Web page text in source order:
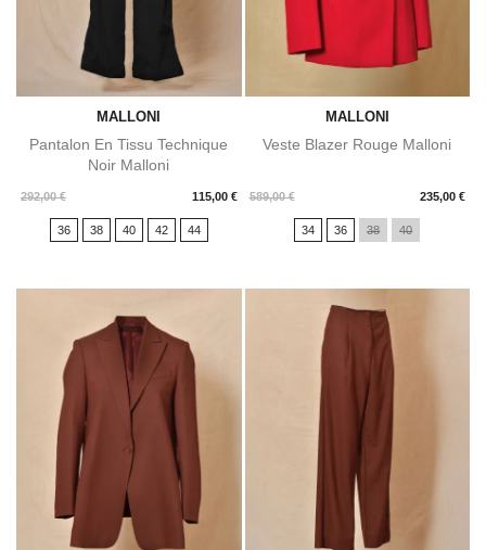
MALLONI
Pantalon En Tissu Technique
Noir Malloni
292,00 € 115,00 €
Prix
36 38 40 42 44
MALLONI
Veste Blazer Rouge Malloni
589,00 € 235,00 €
Prix
34 36 38 40